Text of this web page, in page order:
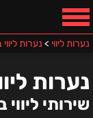
נערות
שירותי
נערות ליווי > נערות